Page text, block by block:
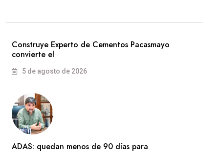
Construye Experto de Cementos Pacasmayo
convierte el
5 de agosto de 2026
ADAS: quedan menos de 90 días para